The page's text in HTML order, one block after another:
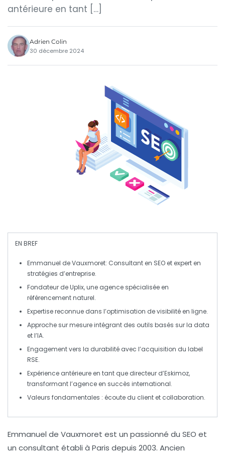
antérieure en tant […]
Adrien Colin
30 décembre 2024
EN BREF
Emmanuel de Vauxmoret: Consultant en SEO et expert en
stratégies d’entreprise.
Fondateur deUplix, une agence spécialisée en
référencement naturel.
Expertise reconnue dans l’optimisation devisibilité en ligne.
Approche sur mesureintégrant des outils basés sur la data
et l’IA.
Engagement vers la durabilité avec l’acquisition du label
RSE.
Expérience antérieure en tant que directeur d’Eskimoz,
transformant l’agence en succès international.
Valeurs fondamentales : écoute du client et collaboration.
Emmanuel de Vauxmoret est un passionné du SEO et
un consultant établi à Paris depuis 2003. Ancien